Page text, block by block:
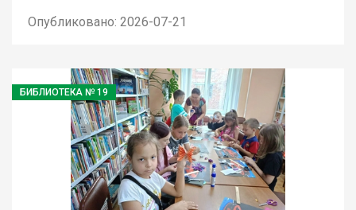
Опубликовано: 2026-07-21
БИБЛИОТЕКА № 19